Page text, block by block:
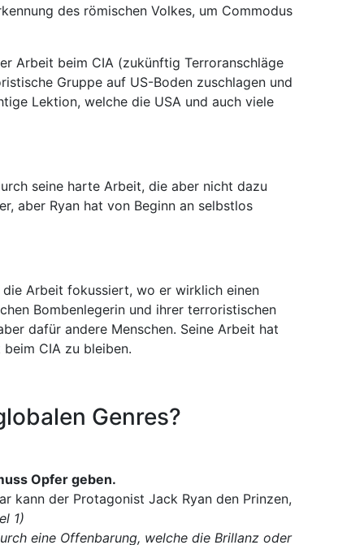
des römischen Volkes, um Commodus
Arbeit beim CIA (zukünftig Terroranschläge
Gruppe auf US-Boden zuschlagen und
Lektion, welche die USA und auch viele
seine harte Arbeit, die aber nicht dazu
aber Ryan hat von Beginn an selbstlos
Arbeit fokussiert, wo er wirklich einen
Bombenlegerin und ihrer terroristischen
dafür andere Menschen. Seine Arbeit hat
CIA zu bleiben.
Genres?
Opfer geben.
kann der Protagonist Jack Ryan den Prinzen,
1)
eine Offenbarung, welche die Brillanz oder